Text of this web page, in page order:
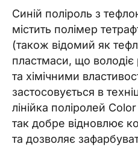
Синій поліроль з
містить полімер
(також відомий як
пластмаси, що володіє
та хімічними
застосовується в
лінійка поліролей
так добре відновлює
та дозволяє